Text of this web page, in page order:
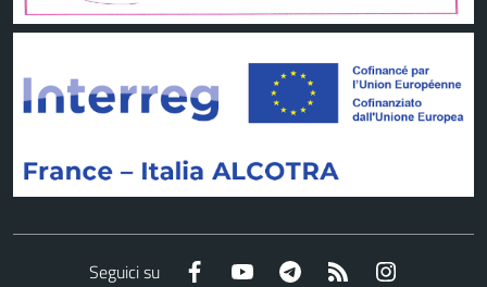
Seguici su Facebook YouTube Telegram RSS